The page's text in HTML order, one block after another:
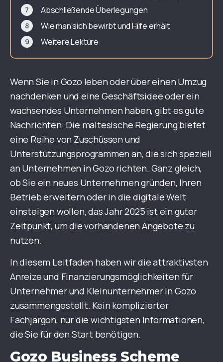
Abschließende Überlegungen
Wie man sich bewirbt und Hilfe erhält
Weitere Lektüre
Wenn Sie in Gozo leben oder über einen Umzug
nachdenken und eine Geschäftsidee oder ein
wachsendes Unternehmen haben, gibt es gute
Nachrichten. Die maltesische Regierung bietet
eine Reihe von Zuschüssen und
Unterstützungsprogrammen an, die sich speziell
an Unternehmen in Gozo richten. Ganz gleich,
ob Sie ein neues Unternehmen gründen, Ihren
Betrieb erweitern oder in die digitale Welt
einsteigen wollen, das Jahr 2025 ist ein guter
Zeitpunkt, um die vorhandenen Angebote zu
nutzen.
In diesem Leitfaden haben wir die attraktivsten
Anreize und Finanzierungsmöglichkeiten für
Unternehmer und Kleinunternehmer in Gozo
zusammengestellt. Kein komplizierter
Fachjargon, nur die wichtigsten Informationen,
die Sie für den Start benötigen.
Gozo Business Scheme